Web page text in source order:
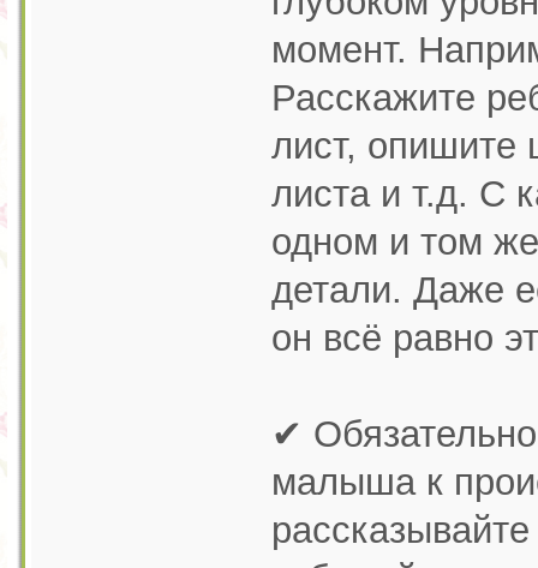
момент.
Расскажите
лист, опишите
листа и т.д. С
одном и том
детали. Даже
он всё равно
✔
малыша к